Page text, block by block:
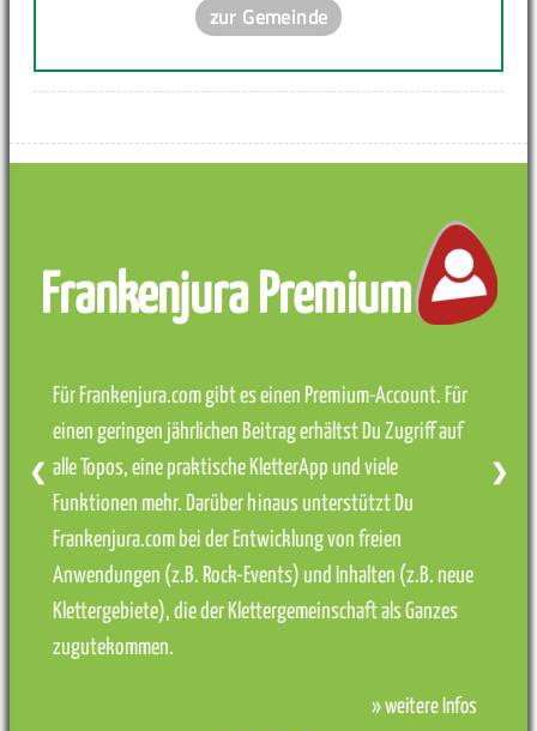
zur Gemeinde
Frankenjura Premium
Für Frankenjura.com gibt es einen Premium-Account. Für
einen geringen jährlichen Beitrag erhältst Du Zugriff auf
alle Topos, eine praktische KletterApp und viele
Funktionen mehr. Darüber hinaus unterstützt Du
Frankenjura.com bei der Entwicklung von freien
Anwendungen (z.B. Rock-Events) und Inhalten (z.B. neue
Klettergebiete), die der Klettergemeinschaft als Ganzes
zugutekommen.
» weitere Infos
❮ ❯